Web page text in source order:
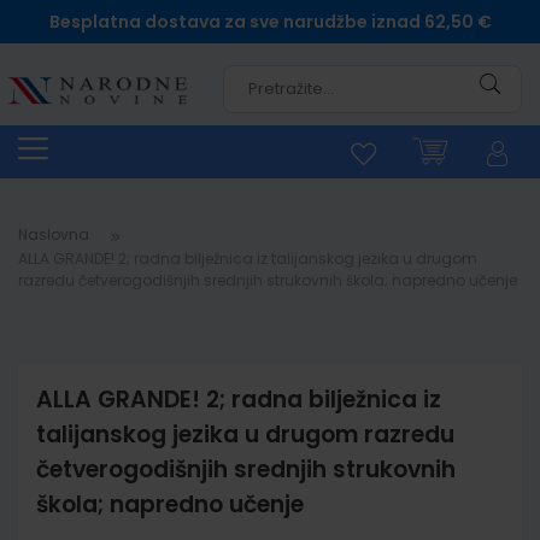
Besplatna dostava za sve narudžbe iznad 62,50 €
Naslovna
ALLA GRANDE! 2; radna bilježnica iz
talijanskog jezika u drugom razredu
četverogodišnjih srednjih strukovnih
škola; napredno učenje